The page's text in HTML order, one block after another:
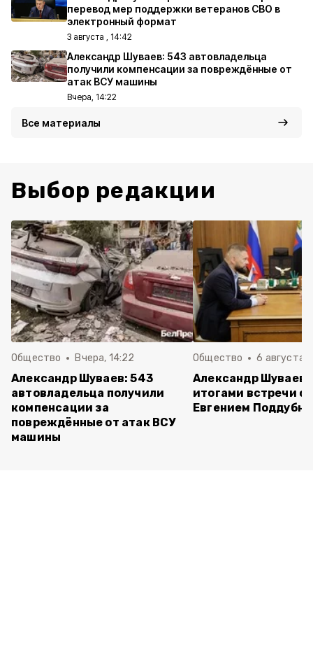
перевод мер поддержки ветеранов СВО в
электронный формат
3 августа , 14:42
Александр Шуваев: 543 автовладельца
получили компенсации за повреждённые от
атак ВСУ машины
Вчера, 14:22
Все материалы
Выбор редакции
Общество Вчера, 14:22
Александр Шуваев: 543
автовладельца получили
компенсации за
повреждённые от атак ВСУ
машины
Общество 6 августа ,
Александр Шуваев
итогами встречи с
Евгением